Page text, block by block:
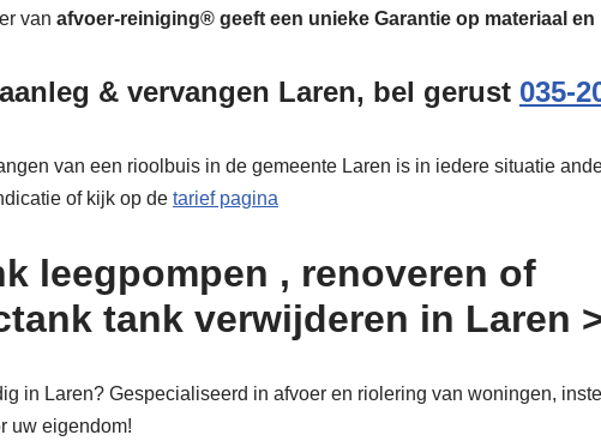
van afvoer-reiniging® geeft een unieke Garantie op materiaal
& vervangen Laren, bel gerust 035-
van een rioolbuis in de gemeente Laren is in iedere situatie
of kijk op de tarief pagina
leegpompen , renoveren of
tank verwijderen in Laren
in Laren? Gespecialiseerd in afvoer en riolering van woningen,
uw eigendom!